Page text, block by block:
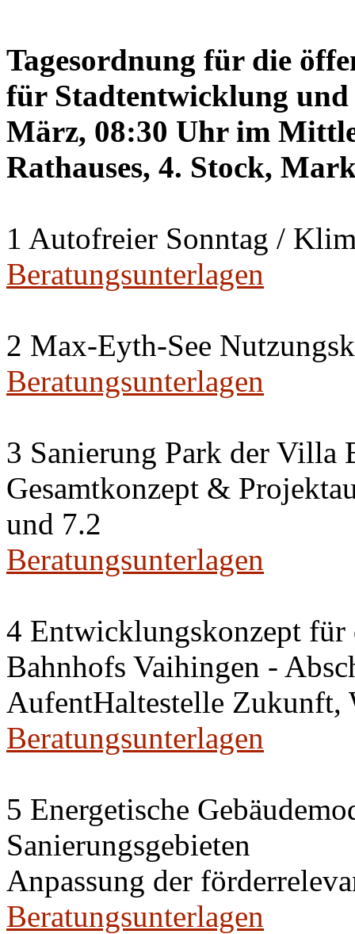
Tagesordnung für die
für Stadtentwicklung und
März, 08:30 Uhr im
Rathauses, 4. Stock,
1 Autofreier Sonntag /
Beratungsunterlagen
2 Max-Eyth-See
Beratungsunterlagen
3 Sanierung Park der Villa
Gesamtkonzept &
und 7.2
Beratungsunterlagen
4 Entwicklungskonzept für
Bahnhofs Vaihingen -
AufentHaltestelle Zukunft,
Beratungsunterlagen
5 Energetische
Sanierungsgebieten
Anpassung der
Beratungsunterlagen